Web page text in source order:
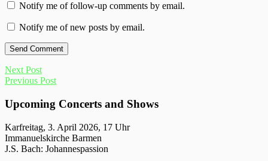
Notify me of follow-up comments by email.
Notify me of new posts by email.
Next Post
Previous Post
Upcoming Concerts and Shows
Karfreitag, 3. April 2026, 17 Uhr
Immanuelskirche Barmen
J.S. Bach: Johannespassion